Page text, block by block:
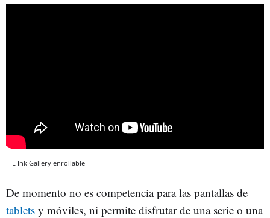
E Ink Gallery enrollable
De momento no es competencia para las pantallas de
tablets y móviles, ni permite disfrutar de una serie o una